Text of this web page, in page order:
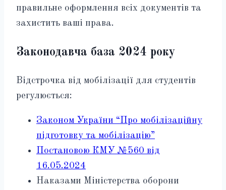
правильне оформлення всіх документів та
захистить ваші права.
Законодавча база 2024 року
Відстрочка від мобілізації для студентів
регулюється:
Законом України “Про мобілізаційну
підготовку та мобілізацію”
Постановою КМУ №560 від
16.05.2024
Наказами Міністерства оборони